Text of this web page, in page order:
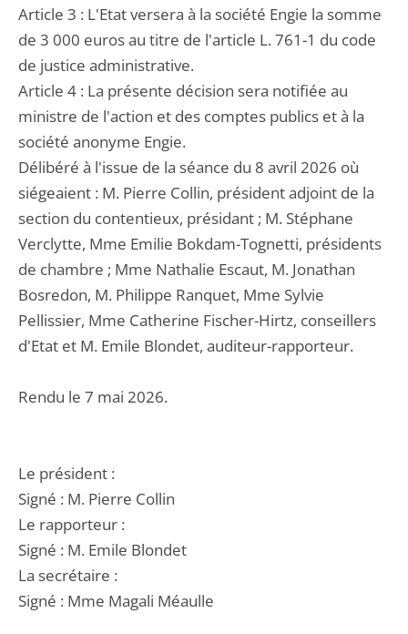
Article 3 : L'Etat versera à la société Engie la somme
de 3 000 euros au titre de l'article L. 761-1 du code
de justice administrative.
Article 4 : La présente décision sera notifiée au
ministre de l'action et des comptes publics et à la
société anonyme Engie.
Délibéré à l'issue de la séance du 8 avril 2026 où
siégeaient : M. Pierre Collin, président adjoint de la
section du contentieux, présidant ; M. Stéphane
Verclytte, Mme Emilie Bokdam-Tognetti, présidents
de chambre ; Mme Nathalie Escaut, M. Jonathan
Bosredon, M. Philippe Ranquet, Mme Sylvie
Pellissier, Mme Catherine Fischer-Hirtz, conseillers
d'Etat et M. Emile Blondet, auditeur-rapporteur.
Rendu le 7 mai 2026.
Le président :
Signé : M. Pierre Collin
Le rapporteur :
Signé : M. Emile Blondet
La secrétaire :
Signé : Mme Magali Méaulle